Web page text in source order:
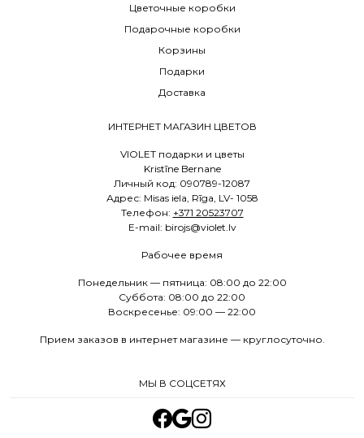
Цветочные коробки
Подарочные коробки
Корзины
Подарки
Доставка
ИНТЕРНЕТ МАГАЗИН ЦВЕТОВ
VIOLET подарки и цветы
Kristīne Bernane
Личный код: 090789-12087
Адрес: Misas iela, Rīga, LV- 1058
Телефон: +371 20523707
E-mail: birojs@violet.lv
Рабочее время
Понедельник — пятница: 08:00 до 22:00
Суббота: 08:00 до 22:00
Воскресенье: 09:00 — 22:00
Прием заказов в интернет магазине — круглосуточно.
МЫ В СОЦСЕТЯХ